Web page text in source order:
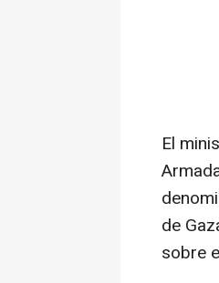
El
de
sobre